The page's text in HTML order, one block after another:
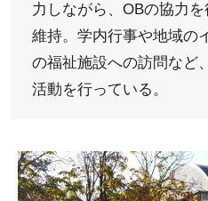
力しながら、OBの協力
維持。学内行事や地域の
の福祉施設への訪問など
活動を行っている。